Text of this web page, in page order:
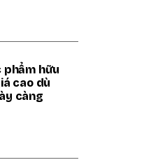
hữu
cao dù
càng